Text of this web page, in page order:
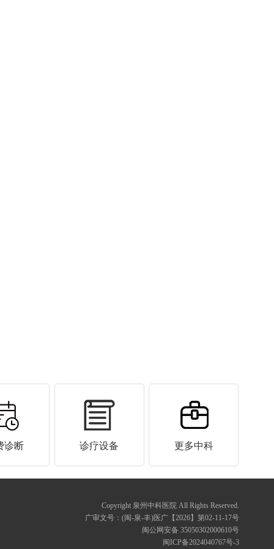
诊断 诊疗设备 更多中科
Copyright 泉州中科医院 All Rights Reserved.
广审文号：(闽-泉-丰)医广【2026】第02-11-17号
闽公网安备 35050302000610号
闽ICP备2024040767号-3